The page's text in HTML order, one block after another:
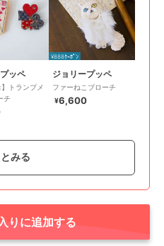
ッペ
トランプメ
チ
¥888ｸｰﾎﾟﾝ
ジョリープッペ
ファーねこブローチ
¥6,600
ッペ
¥888ｸｰﾎﾟﾝ
ジョリープッペ
みる
りに追加する